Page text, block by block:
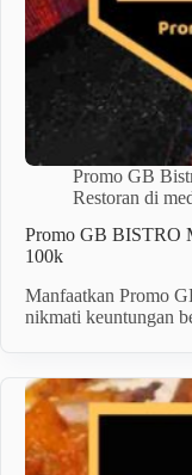
Promo GB
Restoran di
Promo GB BISTRO
100k
Manfaatkan Promo
nikmati keuntungan